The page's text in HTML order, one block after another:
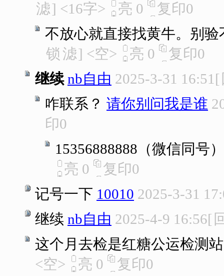
滤] <16字> 亮 0 复印0
不放心就直接找黄牛。别验
锁 滤] <空> 亮 0 复印0
继续 nb自由 2025-3-31 16:51 [
咋联系？ 请你别问我是谁
印0
15356888888（微信同号）
亮 0 复印0
记号一下 10010 2025-3-31
继续 nb自由 2025-4-9 16:56[
这个月去检是红糖公运检测
<空>
亮 0 复印0